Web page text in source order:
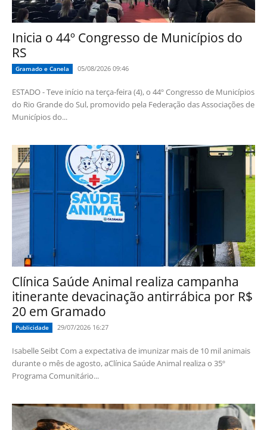
Inicia o 44º Congresso de Municípios do
RS
Gramado e Canela 05/08/2026 09:46
ESTADO - Teve início na terça-feira (4), o 44º Congresso de Municípios
do Rio Grande do Sul, promovido pela Federação das Associações de
Municípios do...
Clínica Saúde Animal realiza campanha
itinerante devacinação antirrábica por R$
20 em Gramado
Publicidade 29/07/2026 16:27
Isabelle Seibt Com a expectativa de imunizar mais de 10 mil animais
durante o mês de agosto, aClínica Saúde Animal realiza o 35º
Programa Comunitário...